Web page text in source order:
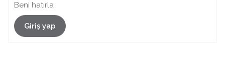
Beni hatırla
Giriş yap